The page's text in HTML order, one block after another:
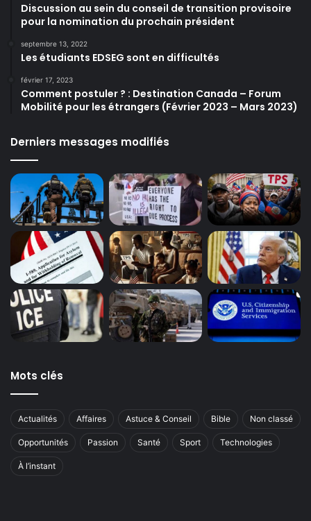
Discussion au sein du conseil de transition provisoire
pour la nomination du prochain président
septembre 13, 2022
Les étudiants EDSEG sont en difficultés
février 17, 2023
Comment postuler ? : Destination Canada – Forum
Mobilité pour les étrangers (Février 2023 – Mars 2023)
Derniers messages modifiés
Mots clés
Actualités Affaires Astuce & Conseil Bible Non classé
Opportunités Passion Santé Sport Technologies
À l’instant